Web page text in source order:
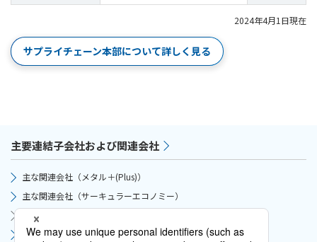
2024年4月1日現在
サプライチェーン本部について詳しく見る
主要連結子会社および関連会社
主な関連会社（メタル＋(Plus)）
主な関連会社（サーキュラーエコノミー）
主な関連会社（サプライチェーン）
主な関連会社（モビリティ）